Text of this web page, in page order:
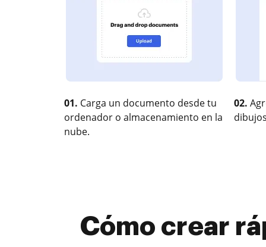
01. Carga un documento desde tu
ordenador o almacenamiento en la
nube.
02.
Cómo crear